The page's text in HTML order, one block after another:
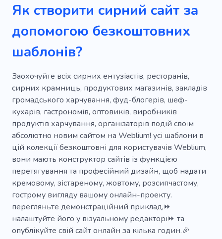
Свіжий
Смачний Їдальня
Молоко
Піца
Фаст-фуд
Основні страви
Матча
Освіження
Кафе
Випічка
Перші страви
Десерти
Гарячі напої
Кухонний гарнітур
Бакалія
Рослинний
Напій
Доставка
Сільське господарство
Вегетаріанський
Завод
Здоровий
Екологічно чистий
Без гмо
Пити Екологія
Зерна
Вулична їжа
Пшениця
Кондитерські вироби
Борошно
Як створити сирний сайт за
допомогою безкоштовних
шаблонів?
Заохочуйте всіх сирних ентузіастів, ресторанів,
сирних крамниць, продуктових магазинів, закладів
громадського харчування, фуд-блогерів, шеф-
кухарів, гастрономів, оптовиків, виробників
продуктів харчування, організаторів подій своїм
абсолютно новим сайтом на Weblium! усі шаблони в
цій колекції безкоштовні для користувачів Weblium,
вони мають конструктор сайтів із функцією
перетягування та професійний дизайн, щоб надати
кремовому, зістареному, жовтому, розсипчастому,
гострому вигляду вашому онлайн-проекту.
перегляньте демонстраційний приклад,⏩
налаштуйте його у візуальному редакторі⏩ та
опублікуйте свій сайт онлайн за кілька годин.🎉